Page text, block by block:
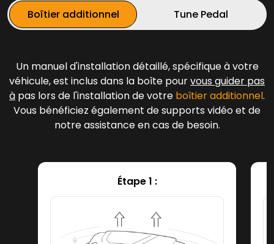
Boîtier additionnel Tune Pedal
Un manuel d'installation détaillé, spécifique à votre
véhicule, est inclus dans la boîte pourvous guider pas
à pas lors de l'installation de votre boîtier additionnel.
Vous bénéficiez également de supports vidéo et de
notre assistance en cas de besoin.
Étape 1 :